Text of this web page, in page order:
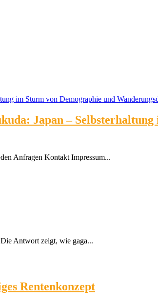
Japan –
Anfragen Kontakt Impressum...
Antwort zeigt, wie gaga...
Rentenkonzept